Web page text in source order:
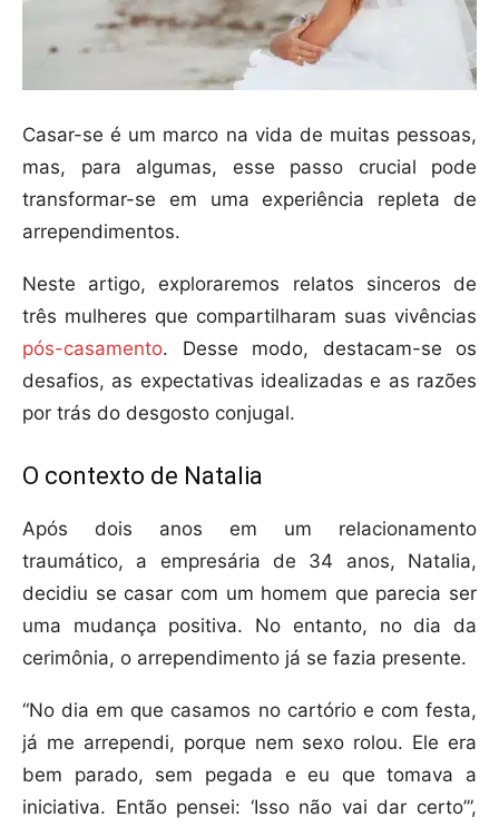
Casar-se é um marco na vida de muitas pessoas,
mas, para algumas, esse passo crucial pode
transformar-se em uma experiência repleta de
arrependimentos.
Neste artigo, exploraremos relatos sinceros de
três mulheres que compartilharam suas vivências
pós-casamento. Desse modo, destacam-se os
desafios, as expectativas idealizadas e as razões
por trás do desgosto conjugal.
O contexto de Natalia
Após dois anos em um relacionamento
traumático, a empresária de 34 anos, Natalia,
decidiu se casar com um homem que parecia ser
uma mudança positiva. No entanto, no dia da
cerimônia, o arrependimento já se fazia presente.
“No dia em que casamos no cartório e com festa,
já me arrependi, porque nem sexo rolou. Ele era
bem parado, sem pegada e eu que tomava a
iniciativa. Então pensei: ‘Isso não vai dar certo’”,